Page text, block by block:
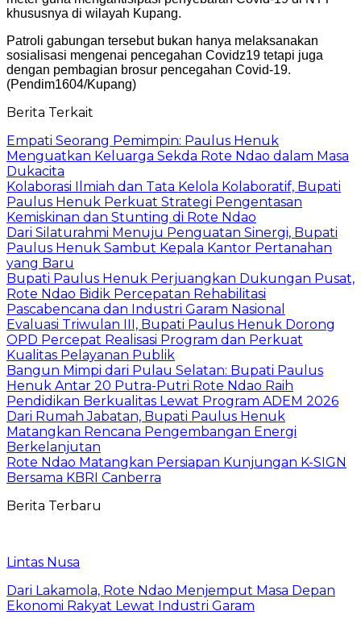
khususnya di wilayah Kupang.
Patroli gabungan tersebut bukan hanya melaksanakan
sosialisasi mengenai pencegahan Covidz19 tetapi juga
dengan pembagian brosur pencegahan Covid-19.
(Pendim1604/Kupang)
Berita Terkait
Empati Seorang Pemimpin: Paulus Henuk
Menguatkan Keluarga Sekda Rote Ndao dalam Masa
Dukacita
Kolaborasi Ilmiah dan Tata Kelola Kolaboratif, Bupati
Paulus Henuk Perkuat Strategi Pengentasan
Kemiskinan dan Stunting di Rote Ndao
Dari Silaturahmi Menuju Penguatan Sinergi, Bupati
Paulus Henuk Sambut Kepala Kantor Pertanahan
yang Baru
Bupati Paulus Henuk Perjuangkan Dukungan Pusat,
Rote Ndao Bidik Percepatan Rehabilitasi
Pascabencana dan Industri Garam Nasional
Evaluasi Triwulan III, Bupati Paulus Henuk Dorong
OPD Percepat Realisasi Program dan Perkuat
Kualitas Pelayanan Publik
Bangun Mimpi dari Pulau Selatan: Bupati Paulus
Henuk Antar 20 Putra-Putri Rote Ndao Raih
Pendidikan Berkualitas Lewat Program ADEM 2026
Dari Rumah Jabatan, Bupati Paulus Henuk
Matangkan Rencana Pengembangan Energi
Berkelanjutan
Rote Ndao Matangkan Persiapan Kunjungan K-SIGN
Bersama KBRI Canberra
Berita Terbaru
Lintas Nusa
Dari Lakamola, Rote Ndao Menjemput Masa Depan
Ekonomi Rakyat Lewat Industri Garam